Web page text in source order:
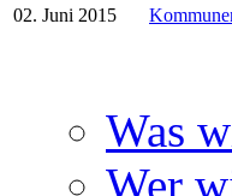
02. Juni 2015
Was
Wer